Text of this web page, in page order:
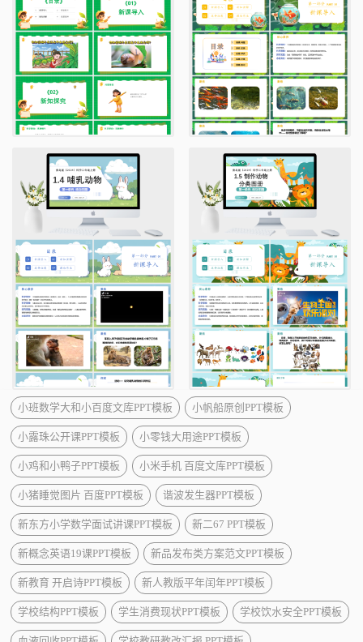
小班数学大和小百度文库PPT模板 小帆船原创PPT模板
小露珠公开课PPT模板 小零钱大用途PPT模板
小鸡和小鸭子PPT模板 小米手机 百度文库PPT模板
小猪睡觉图片 百度PPT模板 谐波发生器PPT模板
新东方小学数学面试讲课PPT模板 新二67 PPT模板
新概念英语19课PPT模板 新品发布类方案范文PPT模板
新教育 开启诗PPT模板 新人教版平年闰年PPT模板
学校结构PPT模板 学生消费现状PPT模板 学校饮水安全PPT模板